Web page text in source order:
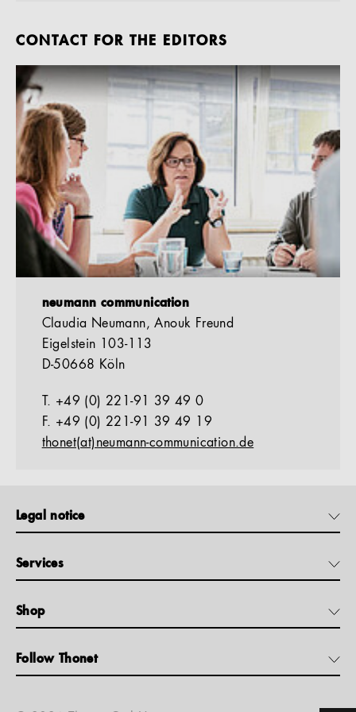
CONTACT FOR THE EDITORS
neumann communication
Claudia Neumann, Anouk Freund
Eigelstein 103-113
D-50668 Köln
T. +49 (0) 221-91 39 49 0
F. +49 (0) 221-91 39 49 19
thonet(at)neumann-communication.de
Legal notice
Services
Shop
Follow Thonet